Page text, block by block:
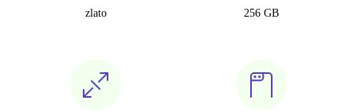
zlato
256 GB